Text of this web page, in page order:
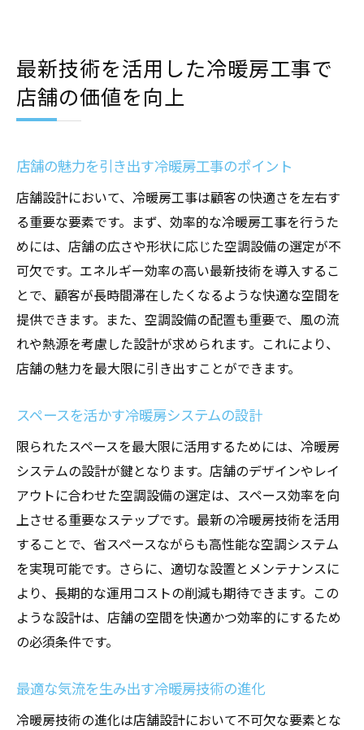
リット
最新技術を活用した冷暖房工事で
店舗の価値を向上
店舗の魅力を引き出す冷暖房工事のポイント
店舗設計において、冷暖房工事は顧客の快適さを左右す
る重要な要素です。まず、効率的な冷暖房工事を行うた
めには、店舗の広さや形状に応じた空調設備の選定が不
可欠です。エネルギー効率の高い最新技術を導入するこ
とで、顧客が長時間滞在したくなるような快適な空間を
提供できます。また、空調設備の配置も重要で、風の流
れや熱源を考慮した設計が求められます。これにより、
店舗の魅力を最大限に引き出すことができます。
スペースを活かす冷暖房システムの設計
限られたスペースを最大限に活用するためには、冷暖房
システムの設計が鍵となります。店舗のデザインやレイ
アウトに合わせた空調設備の選定は、スペース効率を向
上させる重要なステップです。最新の冷暖房技術を活用
することで、省スペースながらも高性能な空調システム
を実現可能です。さらに、適切な設置とメンテナンスに
より、長期的な運用コストの削減も期待できます。この
ような設計は、店舗の空間を快適かつ効率的にするため
の必須条件です。
最適な気流を生み出す冷暖房技術の進化
冷暖房技術の進化は店舗設計において不可欠な要素とな